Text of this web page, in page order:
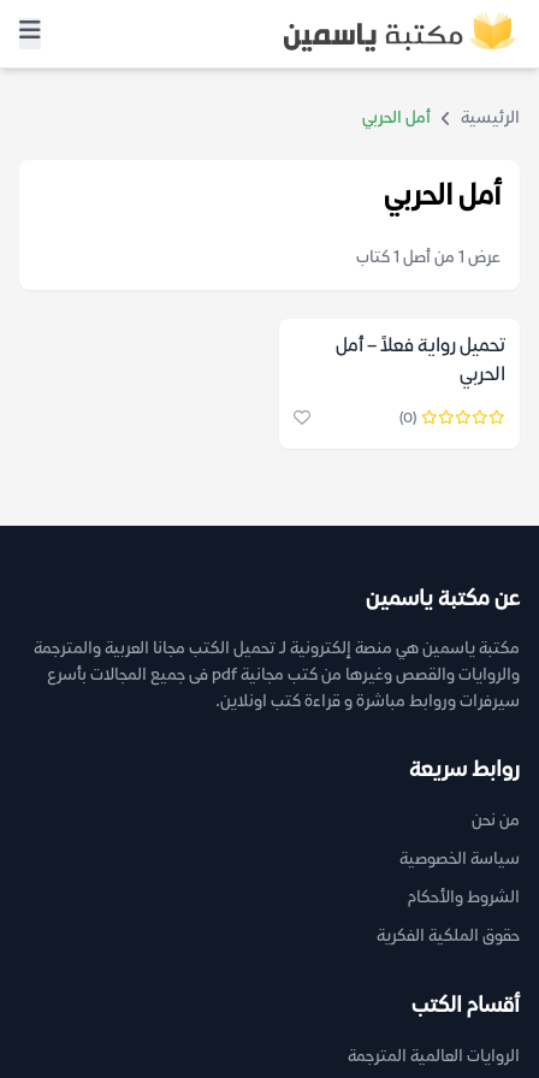
الرئيسية أمل الحربي
أمل الحربي
عرض 1 من أصل 1 كتاب
تحميل رواية فعلاً – أمل
الحربي
(0)
عن مكتبة ياسمين
مكتبة ياسمين هي منصة إلكترونية لـ تحميل الكتب مجانا العربية والمترجمة
والروايات والقصص وغيرها من كتب مجانية pdf فى جميع المجالات بأسرع
سيرفرات وروابط مباشرة و قراءة كتب اونلاين.
روابط سريعة
من نحن
سياسة الخصوصية
الشروط والأحكام
حقوق الملكية الفكرية
أقسام الكتب
الروايات العالمية المترجمة